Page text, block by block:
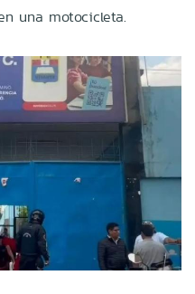
una motocicleta.